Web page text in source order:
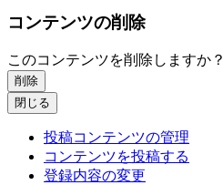
コンテンツの削除
このコンテンツを削除しますか？
削除
閉じる
投稿コンテンツの管理
コンテンツを投稿する
登録内容の変更